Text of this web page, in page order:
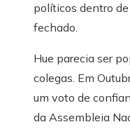
políticos dentro
fechado.
Hue parecia ser
colegas. Em
um voto de
da Assembleia